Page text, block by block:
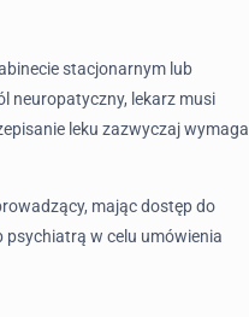
stacjonarnym lub
neuropatyczny, lekarz musi
leku zazwyczaj wymaga
mając dostęp do
psychiatrą w celu umówienia